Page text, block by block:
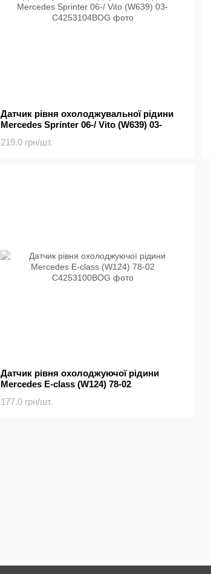
Датчик рівня охолоджувальної рідини
Mercedes Sprinter 06-/ Vito (W639) 03-
219.0 грн/шт.
Датчик рівня охолоджуючої рідини
Mercedes E-class (W124) 78-02
177.0 грн/шт.